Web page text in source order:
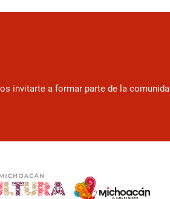
invitarte a formar parte de la